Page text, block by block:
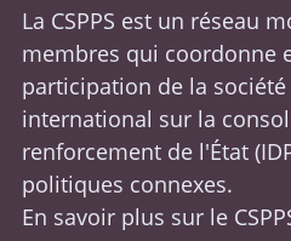
La CSPPS est un réseau
membres qui coordonne
participation de la
international sur la
renforcement de l'État (
politiques connexes.
En savoir plus sur le